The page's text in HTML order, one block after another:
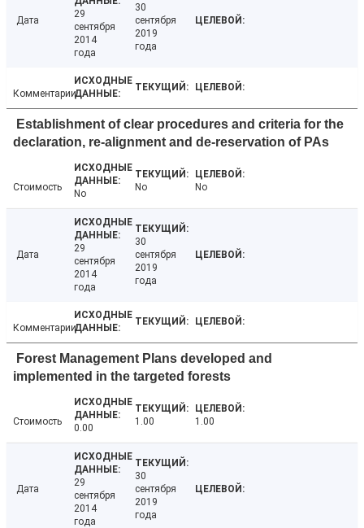
Дата
29
сентября
2014
года
30
сентября
2019
года
Комментарии
Establishment of clear procedures and criteria for the
declaration, re-alignment and de-reservation of PAs
Стоимость
No
No No
Дата
29
сентября
2014
года
30
сентября
2019
года
Комментарии
Forest Management Plans developed and
implemented in the targeted forests
Стоимость
0.00
1.00 1.00
Дата
29
сентября
2014
года
30
сентября
2019
года